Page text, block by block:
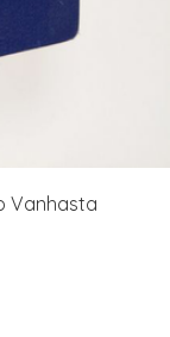
Vanhasta